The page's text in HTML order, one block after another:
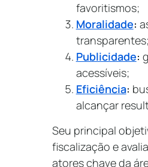
favoritismos;
Moralidade:
transparentes;
Publicidade:
acessíveis;
Eficiência:
alcançar
Seu principal
fiscalização e
atores chave da